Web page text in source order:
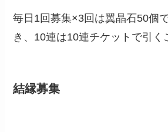
毎日1回募集×3回は翼晶石50個
き、10連は10連チケットで引く
結縁募集